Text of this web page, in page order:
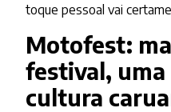
toque pessoal vai
Motofest:
festival, uma
cultura